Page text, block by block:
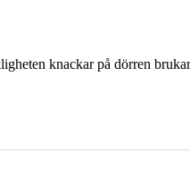
knackar på dörren